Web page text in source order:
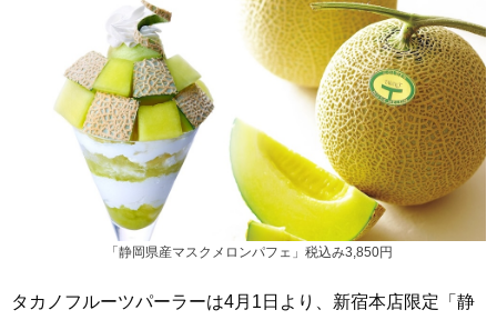
「静岡県産マスクメロンパフェ」税込み3,850円
タカノフルーツパーラーは4月1日より、新宿本店限定「静